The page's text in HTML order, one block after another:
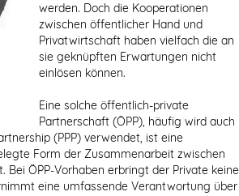
werden. Doch die Kooperationen
zwischen öffentlicher Hand und
Privatwirtschaft haben vielfach die an
sie geknüpften Erwartungen nicht
einlösen können.
Eine solche öffentlich-private
Partnerschaft (ÖPP), häufig wird auch
(PPP) verwendet, ist eine
Form der Zusammenarbeit zwischen
ÖPP-Vorhaben erbringt der Private keine
eine umfassende Verantwortung über